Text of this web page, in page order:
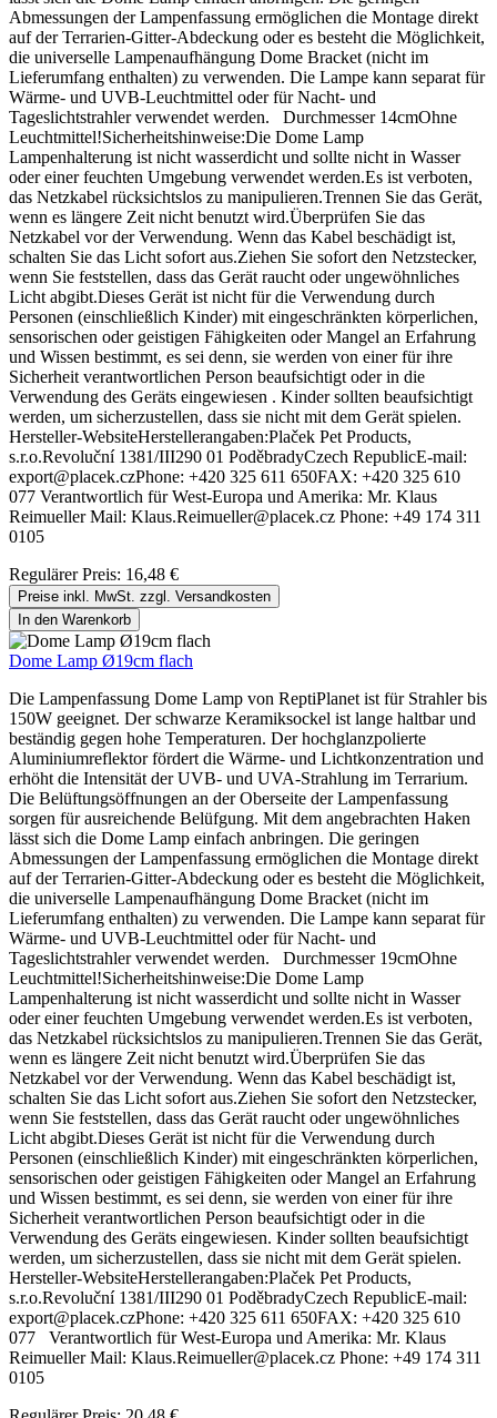
Abmessungen der Lampenfassung ermöglichen die Montage direkt
auf der Terrarien-Gitter-Abdeckung oder es besteht die Möglichkeit,
die universelle Lampenaufhängung Dome Bracket (nicht im
Lieferumfang enthalten) zu verwenden. Die Lampe kann separat für
Wärme- und UVB-Leuchtmittel oder für Nacht- und
Tageslichtstrahler verwendet werden. Durchmesser 14cmOhne
Leuchtmittel!Sicherheitshinweise:Die Dome Lamp
Lampenhalterung ist nicht wasserdicht und sollte nicht in Wasser
oder einer feuchten Umgebung verwendet werden.Es ist verboten,
das Netzkabel rücksichtslos zu manipulieren.Trennen Sie das Gerät,
wenn es längere Zeit nicht benutzt wird.Überprüfen Sie das
Netzkabel vor der Verwendung. Wenn das Kabel beschädigt ist,
schalten Sie das Licht sofort aus.Ziehen Sie sofort den Netzstecker,
wenn Sie feststellen, dass das Gerät raucht oder ungewöhnliches
Licht abgibt.Dieses Gerät ist nicht für die Verwendung durch
Personen (einschließlich Kinder) mit eingeschränkten körperlichen,
sensorischen oder geistigen Fähigkeiten oder Mangel an Erfahrung
und Wissen bestimmt, es sei denn, sie werden von einer für ihre
Sicherheit verantwortlichen Person beaufsichtigt oder in die
Verwendung des Geräts eingewiesen . Kinder sollten beaufsichtigt
werden, um sicherzustellen, dass sie nicht mit dem Gerät spielen.
Hersteller-WebsiteHerstellerangaben:Plaček Pet Products,
s.r.o.Revoluční 1381/III290 01 PoděbradyCzech RepublicE-mail:
export@placek.czPhone: +420 325 611 650FAX: +420 325 610
077 Verantwortlich für West-Europa und Amerika: Mr. Klaus
Reimueller Mail: Klaus.Reimueller@placek.cz Phone: +49 174 311
0105
Regulärer Preis: 16,48 €
Preise inkl. MwSt. zzgl. Versandkosten
In den Warenkorb
Dome Lamp Ø19cm flach
Die Lampenfassung Dome Lamp von ReptiPlanet ist für Strahler bis
150W geeignet. Der schwarze Keramiksockel ist lange haltbar und
beständig gegen hohe Temperaturen. Der hochglanzpolierte
Aluminiumreflektor fördert die Wärme- und Lichtkonzentration und
erhöht die Intensität der UVB- und UVA-Strahlung im Terrarium.
Die Belüftungsöffnungen an der Oberseite der Lampenfassung
sorgen für ausreichende Belüfgung. Mit dem angebrachten Haken
lässt sich die Dome Lamp einfach anbringen. Die geringen
Abmessungen der Lampenfassung ermöglichen die Montage direkt
auf der Terrarien-Gitter-Abdeckung oder es besteht die Möglichkeit,
die universelle Lampenaufhängung Dome Bracket (nicht im
Lieferumfang enthalten) zu verwenden. Die Lampe kann separat für
Wärme- und UVB-Leuchtmittel oder für Nacht- und
Tageslichtstrahler verwendet werden. Durchmesser 19cmOhne
Leuchtmittel!Sicherheitshinweise:Die Dome Lamp
Lampenhalterung ist nicht wasserdicht und sollte nicht in Wasser
oder einer feuchten Umgebung verwendet werden.Es ist verboten,
das Netzkabel rücksichtslos zu manipulieren.Trennen Sie das Gerät,
wenn es längere Zeit nicht benutzt wird.Überprüfen Sie das
Netzkabel vor der Verwendung. Wenn das Kabel beschädigt ist,
schalten Sie das Licht sofort aus.Ziehen Sie sofort den Netzstecker,
wenn Sie feststellen, dass das Gerät raucht oder ungewöhnliches
Licht abgibt.Dieses Gerät ist nicht für die Verwendung durch
Personen (einschließlich Kinder) mit eingeschränkten körperlichen,
sensorischen oder geistigen Fähigkeiten oder Mangel an Erfahrung
und Wissen bestimmt, es sei denn, sie werden von einer für ihre
Sicherheit verantwortlichen Person beaufsichtigt oder in die
Verwendung des Geräts eingewiesen. Kinder sollten beaufsichtigt
werden, um sicherzustellen, dass sie nicht mit dem Gerät spielen.
Hersteller-WebsiteHerstellerangaben:Plaček Pet Products,
s.r.o.Revoluční 1381/III290 01 PoděbradyCzech RepublicE-mail:
export@placek.czPhone: +420 325 611 650FAX: +420 325 610
077 Verantwortlich für West-Europa und Amerika: Mr. Klaus
Reimueller Mail: Klaus.Reimueller@placek.cz Phone: +49 174 311
0105